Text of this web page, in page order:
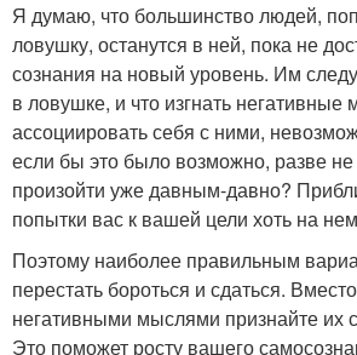
Я думаю, что большинство людей,
ловушку, останутся в ней, пока не
сознания на новый уровень. Им
в ловушке, и что изгнать
ассоциировать себя с ними,
если бы это было возможно, разве
произойти уже давным-давно?
попытки вас к вашей цели хоть на
Поэтому наиболее правильным
перестать бороться и сдаться.
негативными мыслями признайте их
Это поможет росту вашего